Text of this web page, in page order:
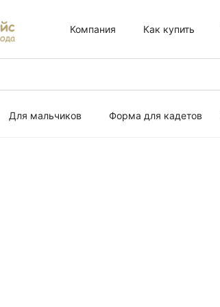
Компания Как купить
Для мальчиков Форма для кадетов